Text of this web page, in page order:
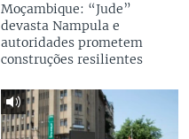
Moçambique: “Jude”
devasta Nampula e
autoridades prometem
construções resilientes